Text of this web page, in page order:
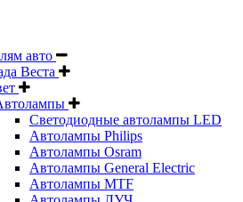
авто
Веста
Светодиодные автолампы LED
Автолампы Philips
Автолампы Osram
Автолампы General Electric
Автолампы MTF